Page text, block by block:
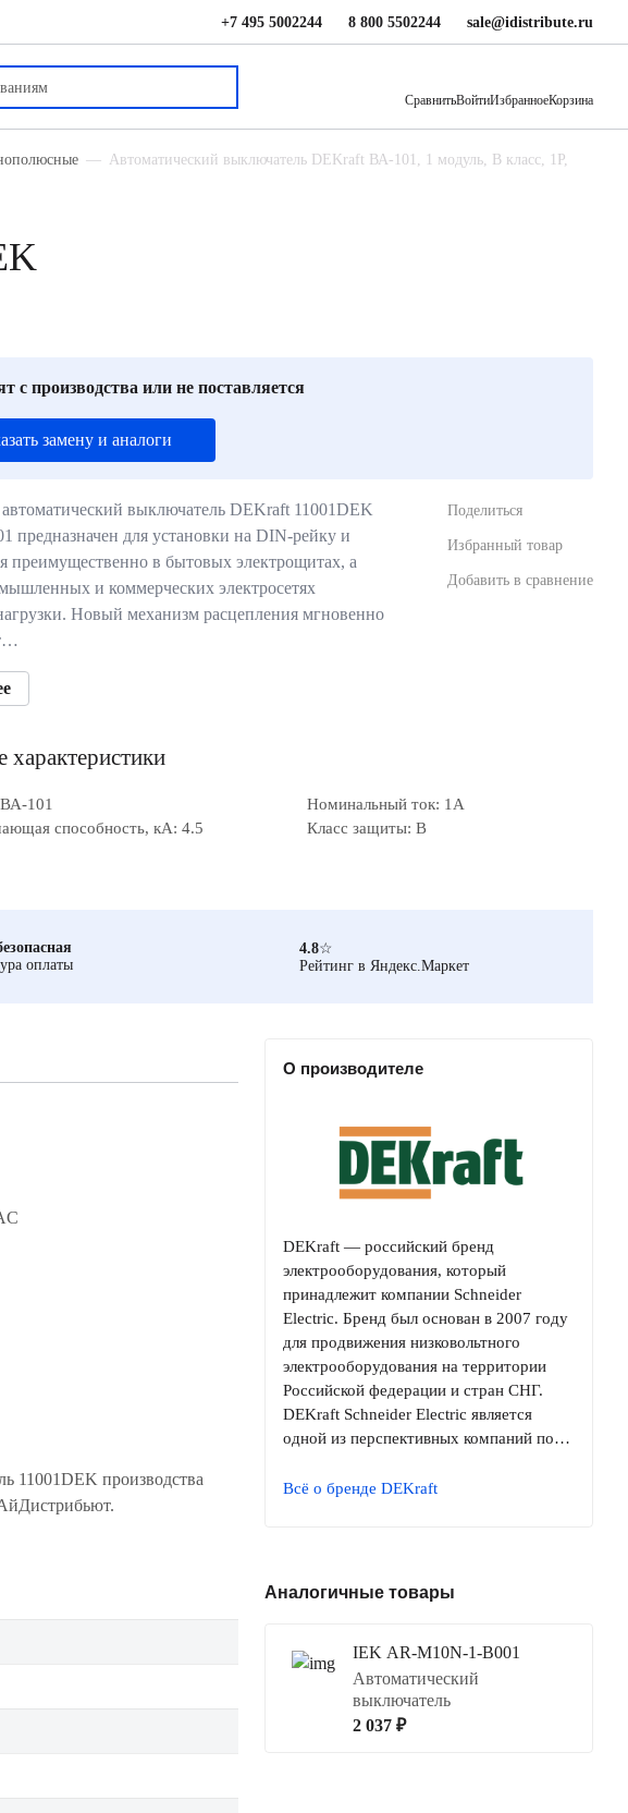
+7 495 5002244 8 800 5502244 sale@idistribute.ru
СравнитьВойтиИзбранноеКорзина
Автоматический выключатель DEKraft ВА-101, 1 модуль, B класс, 1P,
с производства или не поставляется
замену и аналоги
выключатель DEKraft 11001DEK
предназначен для установки на DIN-рейку и
преимущественно в бытовых электрощитах, а
и коммерческих электросетях
Новый механизм расцепления мгновенно
Поделиться
Избранный товар
Добавить в сравнение
101
Номинальный ток: 1А
способность, кА: 4.5
Класс защиты: B
оплаты
4.8☆
Рейтинг в Яндекс.Маркет
11001DEK производства
О производителе
DEKraft — российский бренд
электрооборудования, который
принадлежит компании Schneider
Electric. Бренд был основан в 2007 году
для продвижения низковольтного
электрооборудования на территории
Российской федерации и стран СНГ.
DEKraft Schneider Electric является
одной из перспективных компаний по…
Всё о бренде DEKraft
Аналогичные товары
IEK AR-M10N-1-B001
Автоматический
выключатель
2 037 ₽